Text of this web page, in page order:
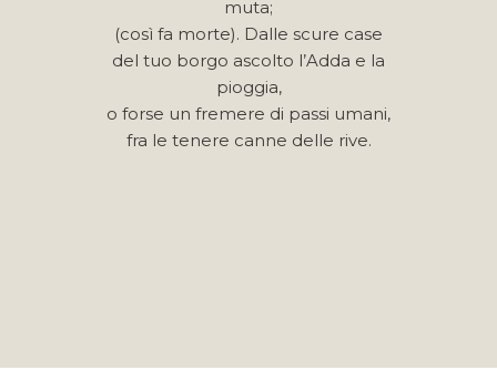
muta;
(così fa morte). Dalle scure case
del tuo borgo ascolto l’Adda e la
pioggia,
o forse un fremere di passi umani,
fra le tenere canne delle rive.